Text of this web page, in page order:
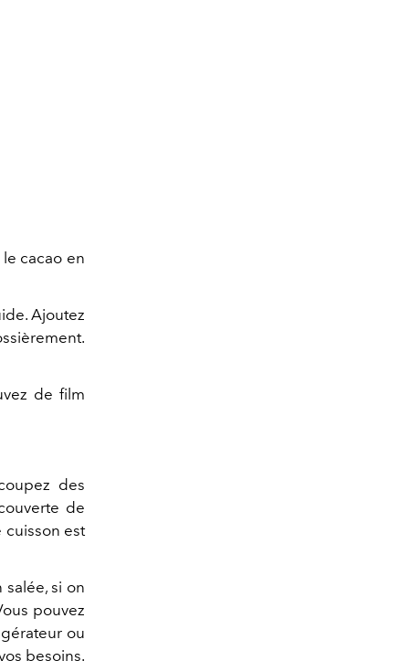
cacao en
Ajoutez
de film
des
de
cuisson est
salée, si on
pouvez
ou
besoins.